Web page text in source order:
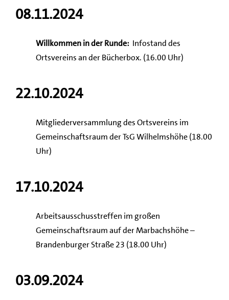
08.11.2024
Willkommen in der Runde: Infostand des
Ortsvereins an der Bücherbox. (16.00 Uhr)
22.10.2024
Mitgliederversammlung des Ortsvereins im
Gemeinschaftsraum der TsG Wilhelmshöhe (18.00
Uhr)
17.10.2024
Arbeitsausschusstreffen im großen
Gemeinschaftsraum auf der Marbachshöhe –
Brandenburger Straße 23 (18.00 Uhr)
03.09.2024